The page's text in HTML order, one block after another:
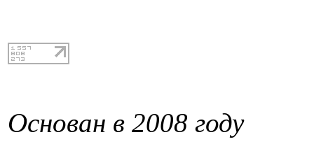
Основан в 2008 году